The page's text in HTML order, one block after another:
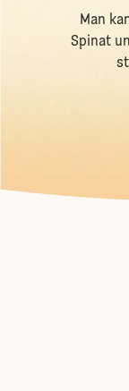
Man
Spinat